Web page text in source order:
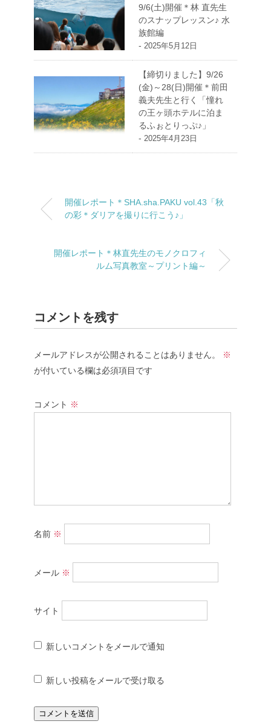
9/6(土)開催＊林 直先生
のスナップレッスン♪ 水
族館編
- 2025年5月12日
【締切りました】9/26
(金)～28(日)開催＊前田
義夫先生と行く「憧れ
の王ヶ頭ホテルに泊ま
るふぉとりっぷ♪」
- 2025年4月23日
開催レポート＊SHA.sha.PAKU vol.43「秋
の彩＊ダリアを撮りに行こう♪」
開催レポート＊林直先生のモノクロフィ
ルム写真教室～プリント編～
コメントを残す
メールアドレスが公開されることはありません。
※
が付いている欄は必須項目です
コメント ※
名前 ※
メール ※
サイト
新しいコメントをメールで通知
新しい投稿をメールで受け取る